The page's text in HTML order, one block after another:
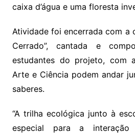
caixa d’água e uma floresta
Atividade foi encerrada com a
Cerrado”, cantada e
estudantes do projeto, com
Arte e Ciência podem andar
saberes.
“A trilha ecológica junto à
especial para a